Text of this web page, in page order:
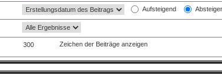
Aufsteigend
Zeichen der Beiträge anzeigen